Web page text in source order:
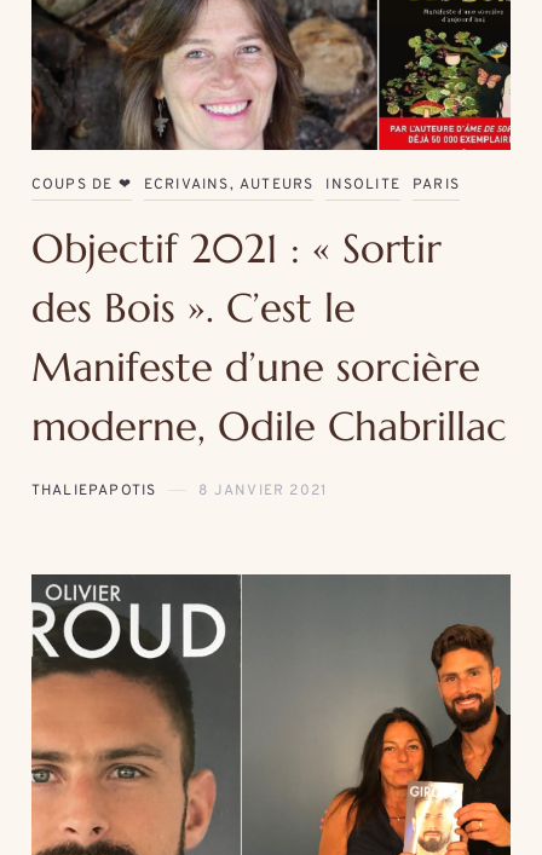
COUPS DE ❤ ECRIVAINS, AUTEURS INSOLITE PARIS
Objectif 2021 : « Sortir
des Bois ». C’est le
Manifeste d’une sorcière
moderne, Odile Chabrillac
THALIEPAPOTIS 8 JANVIER 2021